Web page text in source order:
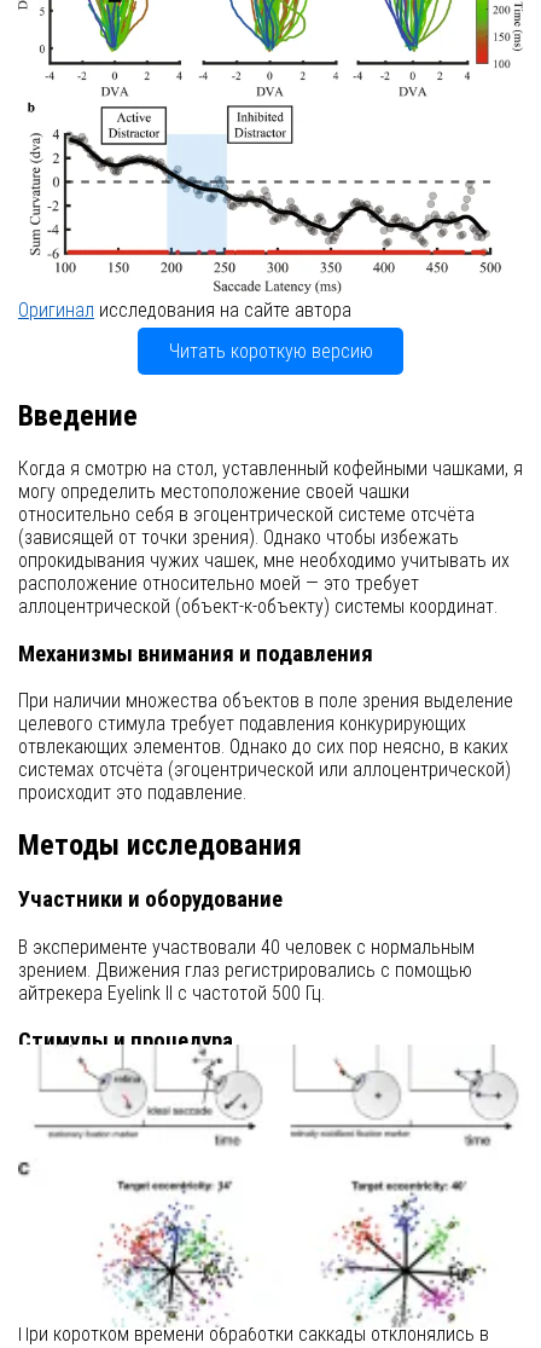
Оригинал исследования на сайте автора
Читать короткую версию
Введение
Когда я смотрю на стол, уставленный кофейными чашками, я
могу определить местоположение своей чашки
относительно себя в эгоцентрической системе отсчёта
(зависящей от точки зрения). Однако чтобы избежать
опрокидывания чужих чашек, мне необходимо учитывать их
расположение относительно моей — это требует
аллоцентрической (объект-к-объекту) системы координат.
Механизмы внимания и подавления
При наличии множества объектов в поле зрения выделение
целевого стимула требует подавления конкурирующих
отвлекающих элементов. Однако до сих пор неясно, в каких
системах отсчёта (эгоцентрической или аллоцентрической)
происходит это подавление.
Методы исследования
Участники и оборудование
В эксперименте участвовали 40 человек с нормальным
зрением. Движения глаз регистрировались с помощью
айтрекера Eyelink II с частотой 500 Гц.
Стимулы и процедура
Участники выполняли задачу на запоминание цели с
последующей саккадой к ней при наличии отвлекающего
объекта. Положения целей и дистракторов варьировались
по эгоцентрическому расстоянию (эксцентриситету) и
аллоцентрическому расстоянию между ними.
Результаты
Ранняя фаза обработки
При коротком времени обработки саккады отклонялись в